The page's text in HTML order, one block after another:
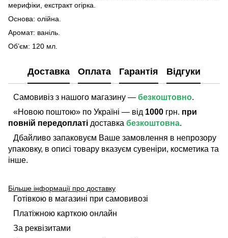
мерифіки, екстракт огірка.
Основа: олійна.
Аромат: ваніль.
Об’єм: 120 мл.
Доставка Оплата Гарантія Відгуки
Самовивіз з нашого магазину — безкоштовно.
«Новою поштою» по Україні — від 1000 грн. при
повній передоплаті доставка безкоштовна.
Дбайливо запаковуєм Ваше замовлення в непрозору
упаковку, в описі товару вказуєм сувеніри, косметика та
інше.
Більше інформації про доставку
Готівкою в магазині при самовивозі
Платіжною карткою онлайн
За реквізитами